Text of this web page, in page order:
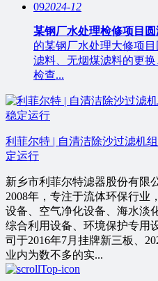
092024-12
某钢厂水处理检修项目
的某钢厂水处理大修项
滤料、无烟煤滤料的更
检查...
利菲尔特 | 自清洁除沙过滤机
定运行
新乡市利菲尔特滤器股份有限
2008年，专注于流体环保行业
设备、空气净化设备、海水淡
综合利用设备、环境保护专用
司于2016年7月挂牌新三板、
业内为数不多的实...